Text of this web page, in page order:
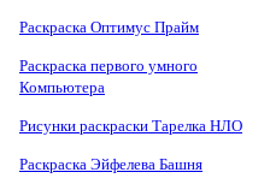
Раскраска Оптимус Прайм
Раскраска первого умного
Компьютера
Рисунки раскраски Тарелка НЛО
Раскраска Эйфелева Башня